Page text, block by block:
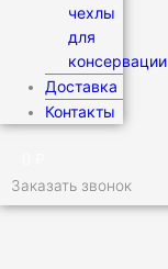
чехлы
для
консервации
Доставка
Контакты
Заказать звонок